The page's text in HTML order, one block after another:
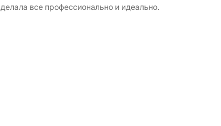
все профессионально и идеально.